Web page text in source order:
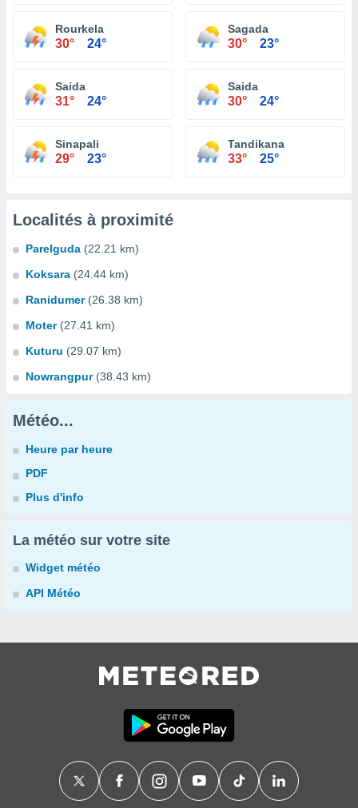
Rourkela
30° 24°
Sagada
30° 23°
Saida
31° 24°
Saida
30° 24°
Sinapali
29° 23°
Tandikana
33° 25°
Localités à proximité
Parelguda (22.21 km)
Koksara (24.44 km)
Ranidumer (26.38 km)
Moter (27.41 km)
Kuturu (29.07 km)
Nowrangpur (38.43 km)
Météo...
Heure par heure
PDF
Plus d'info
La météo sur votre site
Widget météo
API Météo